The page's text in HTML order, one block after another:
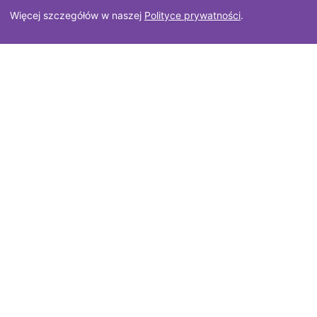
e-usług publicznych
tel.+48 71 782 92 52, faks+48 71 782 92 55
Więcej szczegółów w naszej Polityce prywatności.